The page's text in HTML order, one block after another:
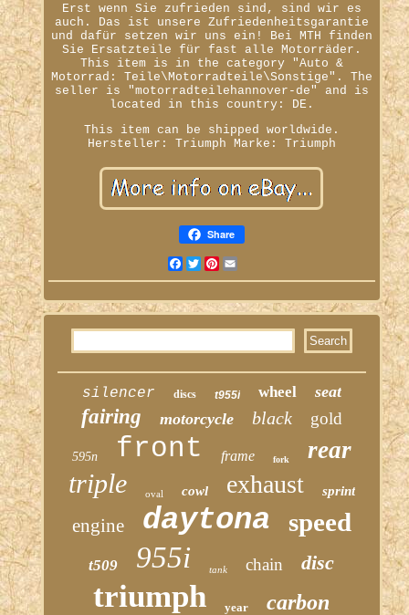
Erst wenn Sie zufrieden sind, sind wir es
auch. Das ist unsere Zufriedenheitsgarantie
und dafür setzen wir uns ein! Bei MTH finden
Sie Ersatzteile für fast alle Motorräder.
This item is in the category "Auto &
Motorrad: Teile\Motorradteile\Sonstige". The
seller is "motorradteilehannover-de" and is
located in this country: DE.
This item can be shipped worldwide.
Hersteller: Triumph
Marke: Triumph
Share
Facebook
TwitterPinterest
silencer discs t955i wheel seat
fairing motorcycle black gold
595n front frame fork rear
triple oval cowl exhaust sprint
engine daytona speed
t509 955i tank chain disc
triumph year carbon